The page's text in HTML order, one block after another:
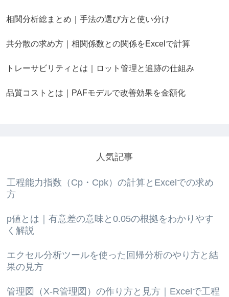
相関分析総まとめ｜手法の選び方と使い分け
共分散の求め方｜相関係数との関係をExcelで計算
トレーサビリティとは｜ロット管理と追跡の仕組み
品質コストとは｜PAFモデルで改善効果を金額化
人気記事
工程能力指数（Cp・Cpk）の計算とExcelでの求め
方
p値とは｜有意差の意味と0.05の根拠をわかりやす
く解説
エクセル分析ツールを使った回帰分析のやり方と結
果の見方
管理図（X-R管理図）の作り方と見方｜Excelで工程